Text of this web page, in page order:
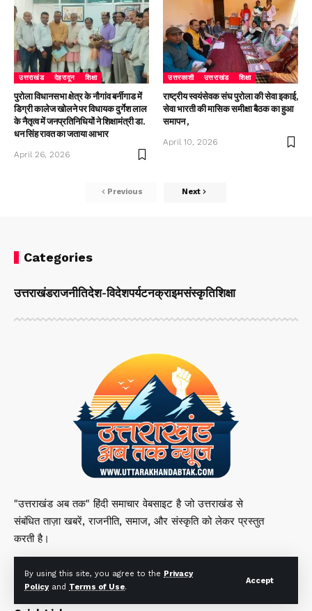
By using this site, you agree to the Privacy
Policyand Terms of Use.
Accept
उत्तराखंड देहरादून शिक्षा
पुरोला विधानसभा क्षेत्र के नौगांव बर्नीगाड में
डिग्री कालेज खोलने पर विधायक दुर्गेश लाल
के नैतृत्व में जनप्रतिनिधियों ने शिक्षामंत्री डा.
धन सिंह रावत का जताया आभार
April 26, 2026
उत्तरकाशी उत्तराखंड शिक्षा
राष्ट्रीय स्वयंसेवक संघ पुरोला की सेवा इकाई,
सेवा भारती की मासिक समीक्षा बैठक का हुआ
समापन ,
April 10, 2026
Previous Next
Categories
उत्तराखंडराजनीतिदेश-विदेशपर्यटनक्राइमसंस्कृतिशिक्षा
"उत्तराखंड अब तक" हिंदी समाचार वेबसाइट है जो उत्तराखंड से
संबंधित ताज़ा खबरें, राजनीति, समाज, और संस्कृति को लेकर प्रस्तुत
करती है।